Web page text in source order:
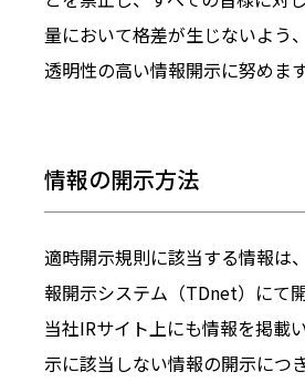
量において格差が生じないよう
透明性の高い情報開示に努めます
情報の開示方法
適時開示規則に該当する情報は
報開示システム（TDnet）にて
当社IRサイト上にも情報を掲載
示に該当しない情報の開示につ